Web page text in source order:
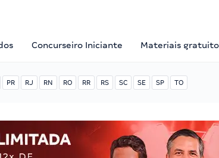
Concurseiro Iniciante Materiais
PR RJ RN RO RR RS SC SE SP TO